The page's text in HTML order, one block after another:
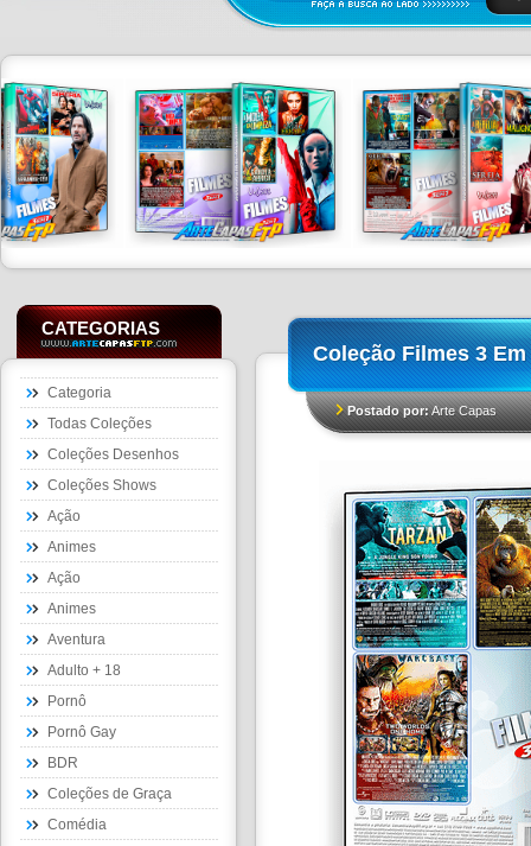
CATEGORIAS
Categoria
Todas Coleções
Coleções Desenhos
Coleções Shows
Ação
Animes
Ação
Animes
Aventura
Adulto + 18
Pornô
Pornô Gay
BDR
Coleções de Graça
Comédia
Coleção Filmes 3 Em
Postado por:Arte Capas